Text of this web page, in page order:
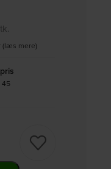
(læs mere)
45